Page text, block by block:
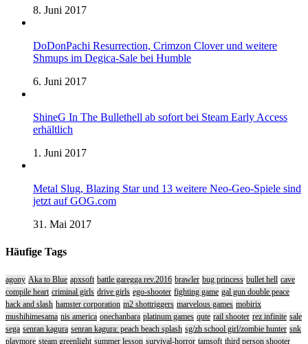
8. Juni 2017
DoDonPachi Resurrection, Crimzon Clover und weitere
Shmups im Degica-Sale bei Humble
6. Juni 2017
ShineG In The Bullethell ab sofort bei Steam Early Access
erhältlich
1. Juni 2017
Metal Slug, Blazing Star und 13 weitere Neo-Geo-Spiele sind
jetzt auf GOG.com
31. Mai 2017
Häufige Tags
agony Aka to Blue apxsoft battle garegga rev.2016 brawler bug princess bullet hell cave
compile heart criminal girls drive girls ego-shooter fighting game gal gun double peace
hack and slash hamster corporation m2 shottriggers marvelous games mobirix
mushihimesama nis america onechanbara platinum games qute rail shooter rez infinite sale
sega senran kagura senran kagura: peach beach splash sg/zh school girl/zombie hunter snk
playmore steam greenlight summer lesson survival-horror tamsoft third person shooter